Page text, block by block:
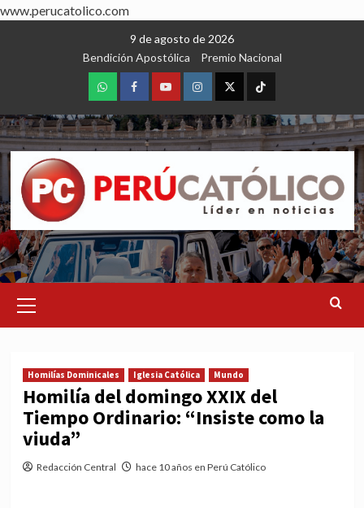
www.perucatolico.com
9 de agosto de 2026
Bendición Apostólica
Premio Nacional
WhatsAppFacebookYoutubeInstagram
X TikTok
Menu
Homilías Dominicales Iglesia Católica Mundo
Homilía del domingo XXIX del
Tiempo Ordinario: “Insiste como la
viuda”
Redacción Central hace 10 años en Perú Católico